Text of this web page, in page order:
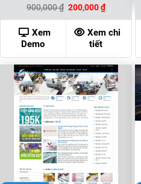
900,000₫ Giá
là:
900,000 ₫.
200,000₫Giá
hiện
tại
là:
200,000 ₫.
Xem
Demo
Xem chi
tiết